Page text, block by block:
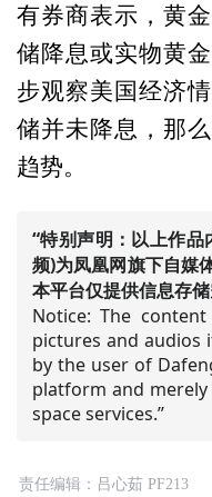
有券商表示，黄
储降息或实物黄
步观察美国经济
储并未降息，那
趋势。
“特别声明：以上作
频)为凤凰网旗下自媒
本平台仅提供信息存储
Notice: The
pictures and audios
by the user of
platform and
space services.”
责任编辑：吕心茹 PF213